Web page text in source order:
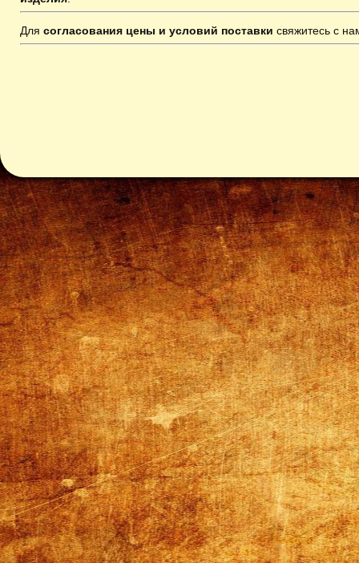
Для согласования цены и условий поставки свяжитесь с